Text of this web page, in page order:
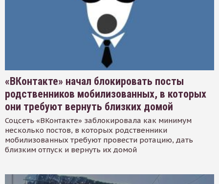
«ВКонтакте» начал блокировать посты
родственников мобилизованных, в которых
они требуют вернуть близких домой
Соцсеть «ВКонтакте» заблокировала как минимум
несколько постов, в которых родственники
мобилизованных требуют провести ротацию, дать
близким отпуск и вернуть их домой